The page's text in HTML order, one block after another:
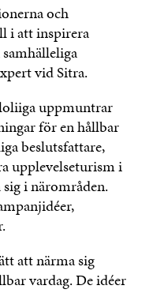
och
i att inspirera
vid Sitra.
uppmuntrar
för en hållbar
beslutsfattare,
upplevelseturism i
i närområden.
att närma sig
vardag. De idéer